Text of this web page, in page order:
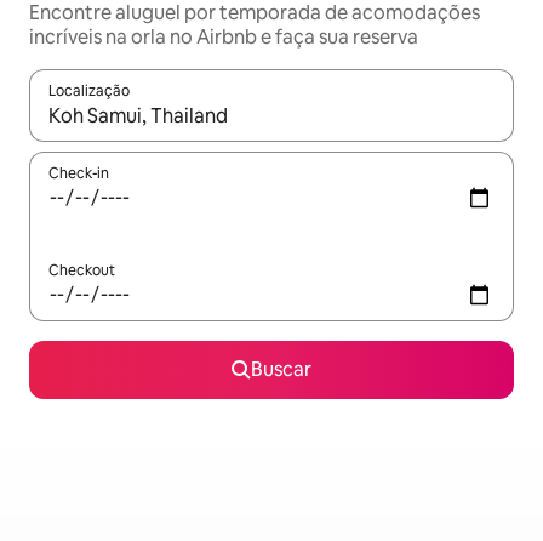
Encontre aluguel por temporada de acomodações
incríveis na orla no Airbnb e faça sua reserva
Localização
Quando os resultados estiverem disponíveis, explore-os
Check-in
Checkout
Buscar